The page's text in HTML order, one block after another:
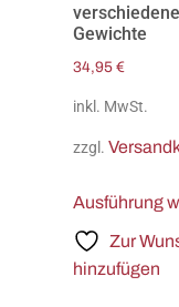
verschiedene
Gewichte
34,95 €
inkl. MwSt.
zzgl.
Ausführung
Zur
hinzufügen